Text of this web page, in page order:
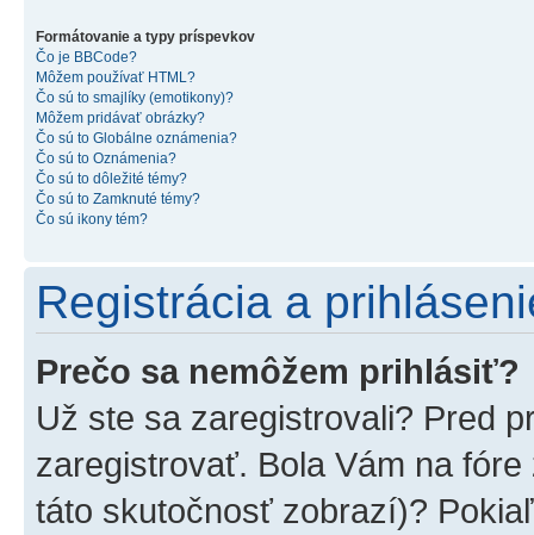
Formátovanie a typy príspevkov
Čo je BBCode?
Môžem používať HTML?
Čo sú to smajlíky (emotikony)?
Môžem pridávať obrázky?
Čo sú to Globálne oznámenia?
Čo sú to Oznámenia?
Čo sú to dôležité témy?
Čo sú to Zamknuté témy?
Čo sú ikony tém?
Registrácia a
Prečo sa nemôžem prihlásiť?
Už ste sa zaregistrovali? Pred
zaregistrovať. Bola Vám na
táto skutočnosť zobrazí)?